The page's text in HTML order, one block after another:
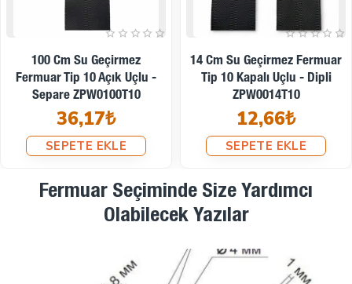
16 Cm Su Geçirmez Fermuar
Tip 10 Kapalı Uçlu - Dipli
ZPW0016T10
12,97₺
SEPETE EKLE
18 Cm Su Geçirmez Fermuar
Tip 10 Kapalı Uçlu - Dipli
ZPW0018T10
13,28₺
SEPETE EKLE
Fermuar Seçiminde Size Yardımcı
Olabilecek Yazılar